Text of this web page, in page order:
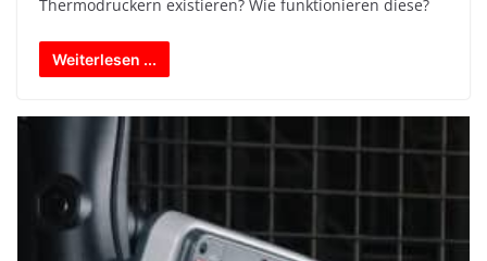
Thermodruckern existieren? Wie funktionieren diese?
Weiterlesen ...